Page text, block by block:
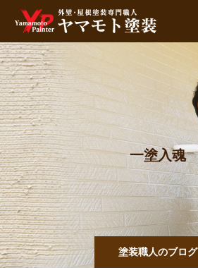
塗装職人のブログ
一塗入魂